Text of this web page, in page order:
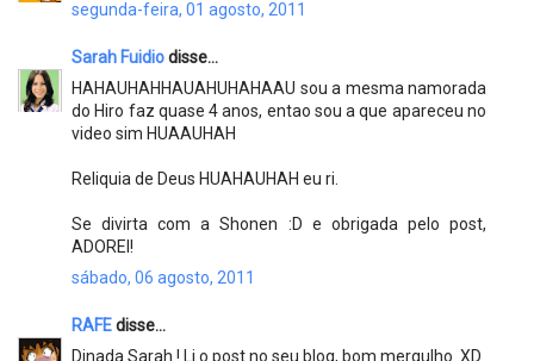
segunda-feira, 01 agosto, 2011
Sarah Fuidiodisse...
HAHAUHAHHAUAHUHAHAAU sou a mesma namorada
do Hiro faz quase 4 anos, entao sou a que apareceu no
video sim HUAAUHAH
Reliquia de Deus HUAHAUHAH eu ri.
Se divirta com a Shonen :D e obrigada pelo post,
ADOREI!
sábado, 06 agosto, 2011
RAFEdisse...
Dinada Sarah ! Li o post no seu blog, bom mergulho. XD